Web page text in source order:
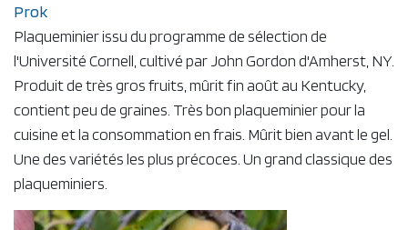
Prok
Plaqueminier issu du programme de sélection de
l'Université Cornell, cultivé par John Gordon d'Amherst, NY.
Produit de très gros fruits, mûrit fin août au Kentucky,
contient peu de graines. Très bon plaqueminier pour la
cuisine et la consommation en frais. Mûrit bien avant le gel.
Une des variétés les plus précoces. Un grand classique des
plaqueminiers.